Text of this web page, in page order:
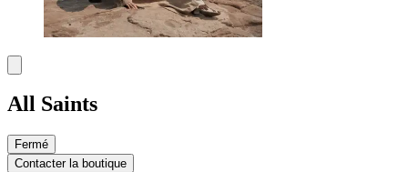
All Saints
Fermé
Contacter la boutique